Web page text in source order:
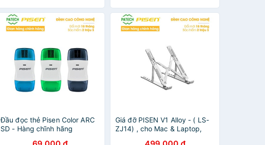
Đầu đọc thẻ Pisen Color ARC
SD - Hàng chĩnh hãng
Giá đỡ PISEN V1 Alloy - ( LS-
ZJ14) , cho Mac & Laptop,